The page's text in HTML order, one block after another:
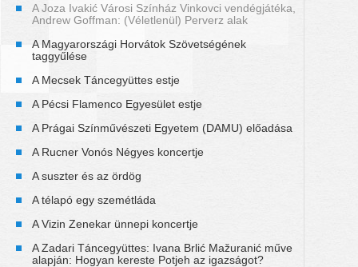
A Joza Ivakić Városi Színház Vinkovci vendégjátéka,
Andrew Goffman: (Véletlenül) Perverz alak
A Magyarországi Horvátok Szövetségének
taggyűlése
A Mecsek Táncegyüttes estje
A Pécsi Flamenco Egyesület estje
A Prágai Színművészeti Egyetem (DAMU) előadása
A Rucner Vonós Négyes koncertje
A suszter és az ördög
A télapó egy szemétláda
A Vizin Zenekar ünnepi koncertje
A Zadari Táncegyüttes: Ivana Brlić Mažuranić műve
alapján: Hogyan kereste Potjeh az igazságot?